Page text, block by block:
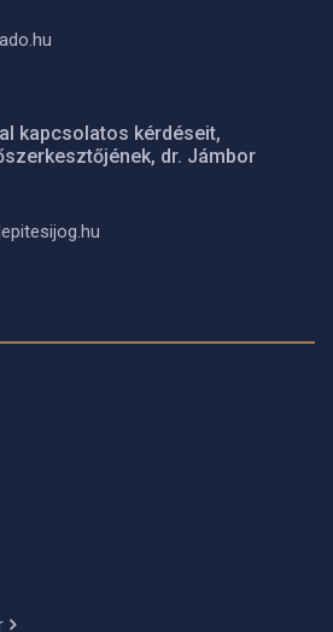
kapcsolatos kérdéseit,
dr. Jámbor